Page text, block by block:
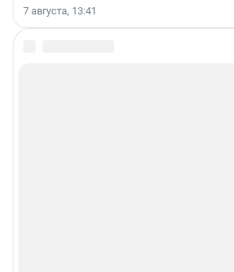
7 августа, 13:41